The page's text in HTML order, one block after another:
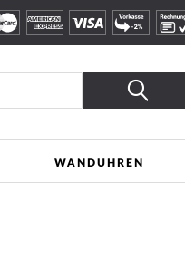
Suche
WANDUHREN